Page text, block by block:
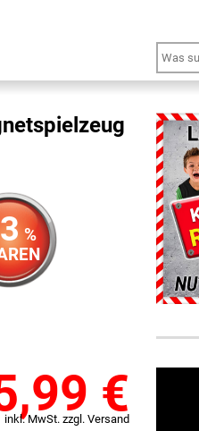
%
€
inkl. MwSt. zzgl. Versand